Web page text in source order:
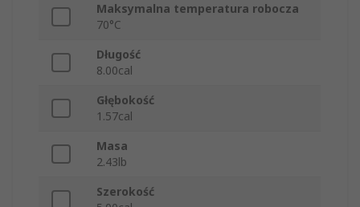
Maksymalna temperatura robocza
70°C
Długość
8.00cal
Głębokość
1.57cal
Masa
2.43lb
Szerokość